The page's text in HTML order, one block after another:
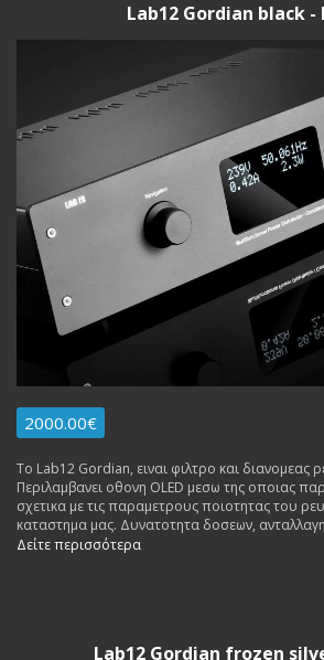
Lab12 Gordian black -
2000.00€
Το Lab12 Gordian, ειναι φιλτρο και διανομεας
Περιλαμβανει οθονη OLED μεσω της οποιας
σχετικα με τις παραμετρους ποιοτητας του
καταστημα μας. Δυνατοτητα δοσεων,
Δείτε περισσότερα
Lab12 Gordian frozen